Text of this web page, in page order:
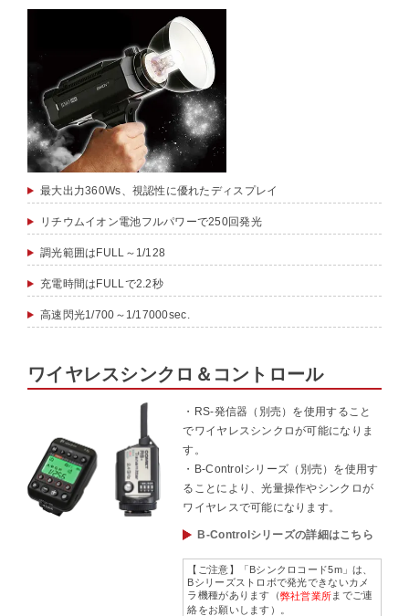
最大出力360Ws、視認性に優れたディスプレイ
リチウムイオン電池フルパワーで250回発光
調光範囲はFULL～1/128
充電時間はFULLで2.2秒
高速閃光1/700～1/17000sec.
ワイヤレスシンクロ＆コントロール
・RS-発信器（別売）を使用すること
でワイヤレスシンクロが可能になりま
す。
・B-Controlシリーズ（別売）を使用す
ることにより、光量操作やシンクロが
ワイヤレスで可能になります。
B-Controlシリーズの詳細はこちら
【ご注意】「Bシンクロコード5m」は、
Bシリーズストロボで発光できないカメ
ラ機種があります（弊社営業所までご連
絡をお願いします）。